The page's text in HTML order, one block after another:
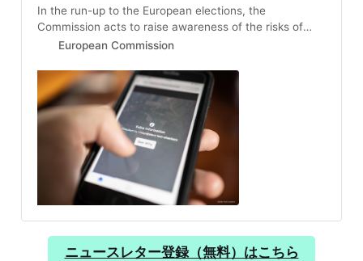
In the run-up to the European elections, the
Commission acts to raise awareness of the risks of
disinformation and foreign information manipulation
European Commission
ニュースレター登録（無料）はこちら